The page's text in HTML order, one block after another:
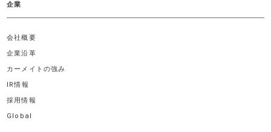
企業
会社概要
企業沿革
カーメイトの強み
IR情報
採用情報
Global